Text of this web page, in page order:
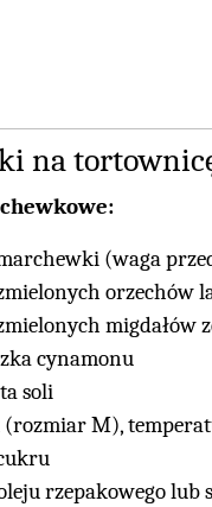
na
(waga
orzechów
migdałów
cynamonu
soli
(rozmiar M),
rzepakowego lub